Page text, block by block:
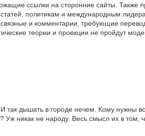
ссылки на сторонние сайты. Также
политикам и международным
и комментарии, требующие
теории и проекции не пройдут
И так дышать в городе нечем. Кому нужны
Уж никак не народу. Весь смысл их в том,